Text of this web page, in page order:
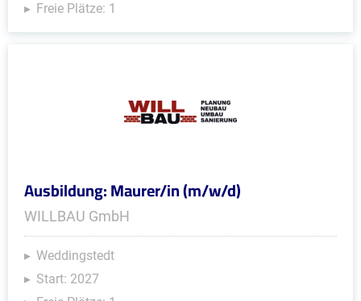
Freie Plätze: 1
Ausbildung: Maurer/in (m/w/d)
WILLBAU GmbH
Weddingstedt
Start: 2027